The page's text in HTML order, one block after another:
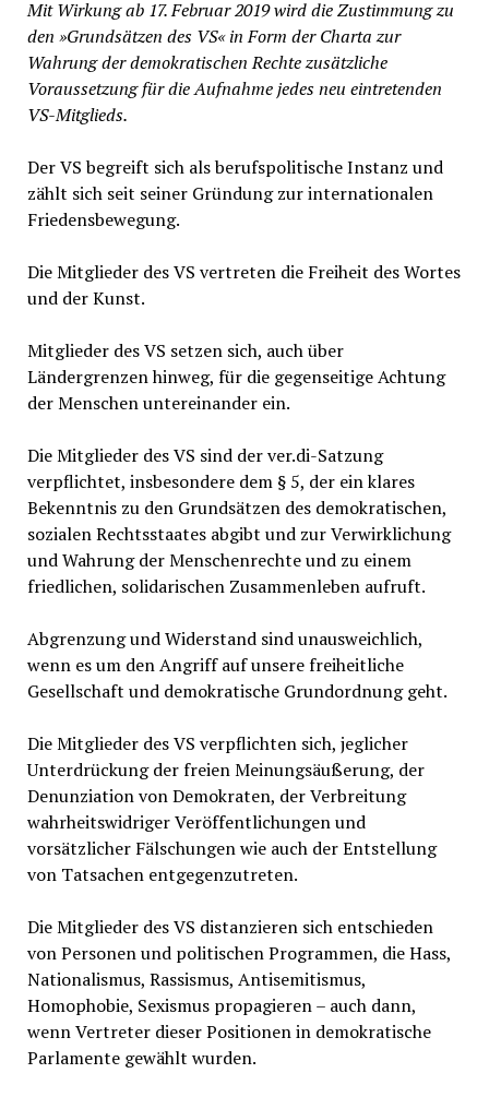
Mit Wirkung ab 17. Februar 2019 wird die Zustimmung zu
den »Grundsätzen des VS« in Form der Charta zur
Wahrung der demokratischen Rechte zusätzliche
Voraussetzung für die Aufnahme jedes neu eintretenden
VS-Mitglieds.
Der VS begreift sich als berufspolitische Instanz und
zählt sich seit seiner Gründung zur internationalen
Friedensbewegung.
Die Mitglieder des VS vertreten die Freiheit des Wortes
und der Kunst.
Mitglieder des VS setzen sich, auch über
Ländergrenzen hinweg, für die gegenseitige Achtung
der Menschen untereinander ein.
Die Mitglieder des VS sind der ver.di-Satzung
verpflichtet, insbesondere dem § 5, der ein klares
Bekenntnis zu den Grundsätzen des demokratischen,
sozialen Rechtsstaates abgibt und zur Verwirklichung
und Wahrung der Menschenrechte und zu einem
friedlichen, solidarischen Zusammenleben aufruft.
Abgrenzung und Widerstand sind unausweichlich,
wenn es um den Angriff auf unsere freiheitliche
Gesellschaft und demokratische Grundordnung geht.
Die Mitglieder des VS verpflichten sich, jeglicher
Unterdrückung der freien Meinungsäußerung, der
Denunziation von Demokraten, der Verbreitung
wahrheitswidriger Veröffentlichungen und
vorsätzlicher Fälschungen wie auch der Entstellung
von Tatsachen entgegenzutreten.
Die Mitglieder des VS distanzieren sich entschieden
von Personen und politischen Programmen, die Hass,
Nationalismus, Rassismus, Antisemitismus,
Homophobie, Sexismus propagieren – auch dann,
wenn Vertreter dieser Positionen in demokratische
Parlamente gewählt wurden.